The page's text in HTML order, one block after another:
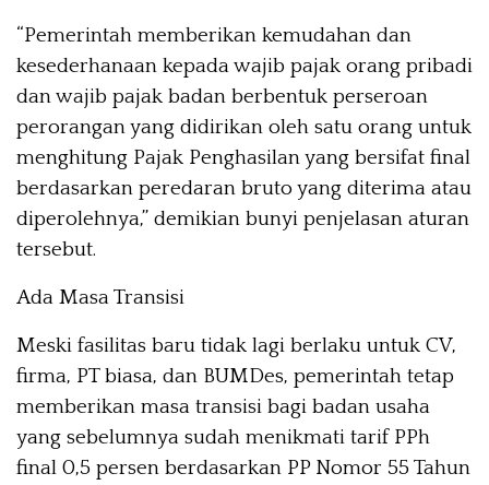
“Pemerintah memberikan kemudahan dan
kesederhanaan kepada wajib pajak orang pribadi
dan wajib pajak badan berbentuk perseroan
perorangan yang didirikan oleh satu orang untuk
menghitung Pajak Penghasilan yang bersifat final
berdasarkan peredaran bruto yang diterima atau
diperolehnya,” demikian bunyi penjelasan aturan
tersebut.
Ada Masa Transisi
Meski fasilitas baru tidak lagi berlaku untuk CV,
firma, PT biasa, dan BUMDes, pemerintah tetap
memberikan masa transisi bagi badan usaha
yang sebelumnya sudah menikmati tarif PPh
final 0,5 persen berdasarkan PP Nomor 55 Tahun